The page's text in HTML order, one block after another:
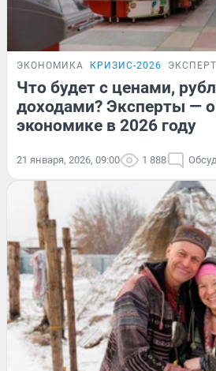
ЭКОНОМИКА КРИЗИС-2026 ЭКСПЕРТ
Что будет с ценами,
доходами? Эксперты — о
экономике в 2026 году
21 января, 2026, 09:00 1 888